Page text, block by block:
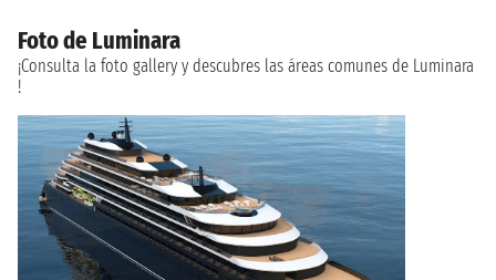
Foto de Luminara
¡Consulta la foto gallery y descubres las áreas comunes de Luminara
!